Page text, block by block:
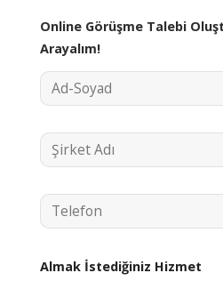
Online Görüşme Talebi
Arayalım!
Almak İstediğiniz Hizmet